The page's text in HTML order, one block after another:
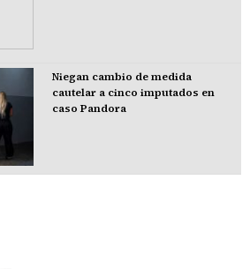
Niegan cambio de medida
cautelar a cinco imputados en
caso Pandora